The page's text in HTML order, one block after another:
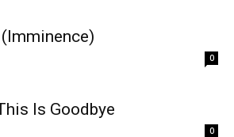
0
Is Goodbye
0